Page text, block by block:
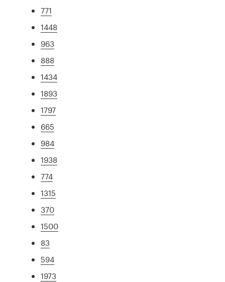
771
1448
963
888
1434
1893
1797
665
984
1938
774
1315
370
1500
83
594
1973